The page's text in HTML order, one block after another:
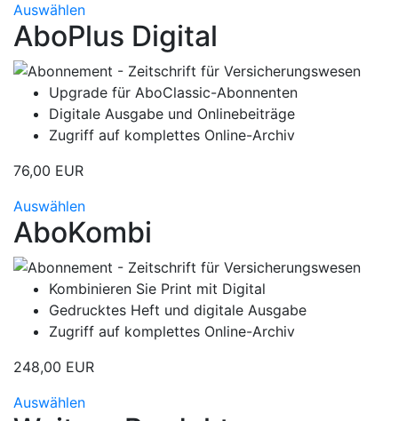
Auswählen
AboPlus Digital
Upgrade für AboClassic-Abonnenten
Digitale Ausgabe und Onlinebeiträge
Zugriff auf komplettes Online-Archiv
76,00 EUR
Auswählen
AboKombi
Kombinieren Sie Print mit Digital
Gedrucktes Heft und digitale Ausgabe
Zugriff auf komplettes Online-Archiv
248,00 EUR
Auswählen